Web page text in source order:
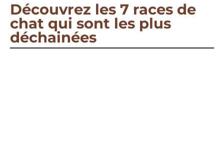
Découvrez les 7 races de
chat qui sont les plus
déchainées